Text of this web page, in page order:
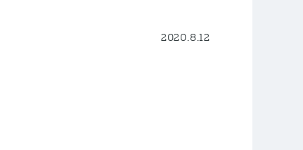
2020.8.12